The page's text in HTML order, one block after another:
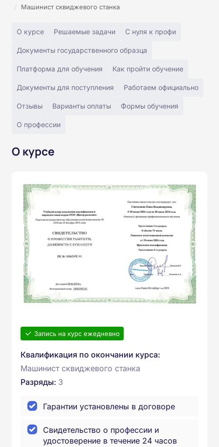
/ Машинист сквиджевого станка
О курсе Решаемые задачи С нуля к профи
Документы государственного образца
Платформа для обучения Как пройти обучение
Документы для поступления Работаем официально
Отзывы Варианты оплаты Формы обучения
О профессии
О курсе
Запись на курс ежедневно
Квалификация по окончании курса:
Машинист сквиджевого станка
Разряды: 3
Гарантии установлены в договоре
Свидетельство о профессии и
удостоверение в течение 24 часов